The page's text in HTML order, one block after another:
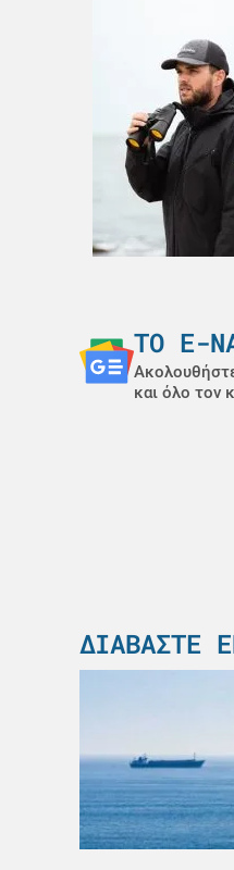
ΤΟ E-
και όλο τον
ΔΙΑΒΆΣΤΕ